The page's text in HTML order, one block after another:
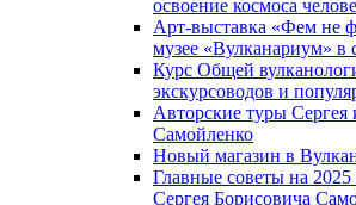
освоение космоса
Арт-выставка «Фем не
музее «Вулканариум» в
Курс Общей
экскурсоводов и
Авторские туры
Самойленко
Новый магазин в
Главные советы на 2025
Сергея Борисовича